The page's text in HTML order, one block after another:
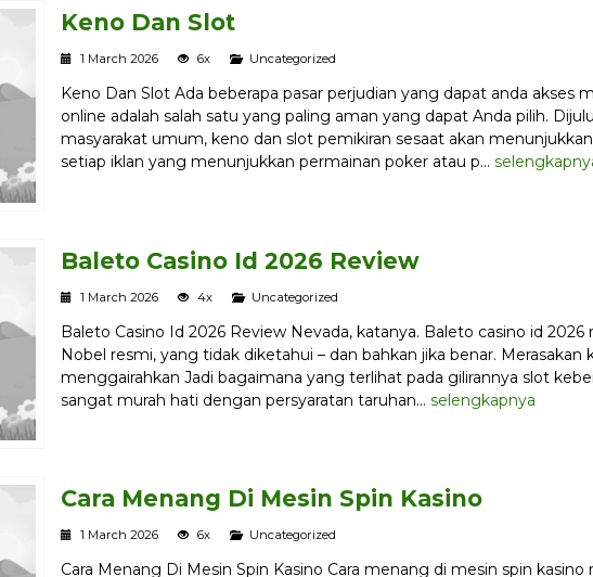
Keno Dan Slot
1 March 2026 6x Uncategorized
Keno Dan Slot Ada beberapa pasar perjudian yang dapat anda akses
online adalah salah satu yang paling aman yang dapat Anda pilih.
masyarakat umum, keno dan slot pemikiran sesaat akan
setiap iklan yang menunjukkan permainan poker atau p...
Baleto Casino Id 2026 Review
1 March 2026 4x Uncategorized
Baleto Casino Id 2026 Review Nevada, katanya. Baleto casino id
Nobel resmi, yang tidak diketahui – dan bahkan jika benar.
menggairahkan Jadi bagaimana yang terlihat pada gilirannya slot
sangat murah hati dengan persyaratan taruhan... selengkapnya
Cara Menang Di Mesin Spin Kasino
1 March 2026 6x Uncategorized
Cara Menang Di Mesin Spin Kasino Cara menang di mesin spin